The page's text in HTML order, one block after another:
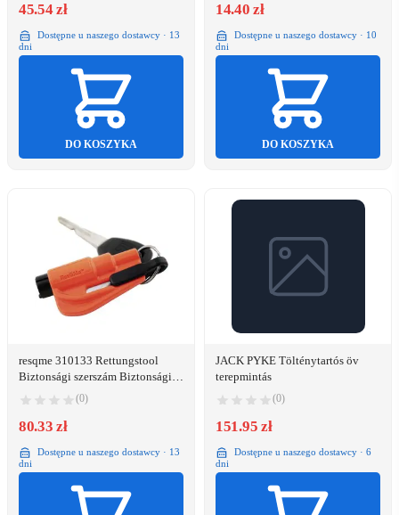
45.54 zł
Dostępne u naszego dostawcy · 13
dni
DO KOSZYKA
14.40 zł
Dostępne u naszego dostawcy · 10
dni
DO KOSZYKA
resqme 310133 Rettungstool
Biztonsági szerszám Biztonsági
öv vágó, Üvegtörő (H x Sz x Ma)
76 x 17 x 32 mm 1 db
(0)
80.33 zł
Dostępne u naszego dostawcy · 13
dni
JACK PYKE Tölténytartós öv
terepmintás
(0)
151.95 zł
Dostępne u naszego dostawcy · 6
dni